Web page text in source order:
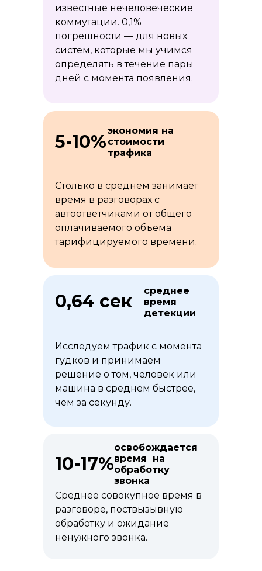
0,64 сек
среднее
время
детекции
Исследуем трафик с момента
гудков и принимаем
решение о том, человек или
машина в среднем быстрее,
чем за секунду.
известные нечеловеческие
коммутации. 0,1%
погрешности — для новых
систем, которые мы учимся
определять в течение пары
дней с момента появления.
10-17%
освобождается
время на
обработку
звонка
Среднее совокупное время в
разговоре, поствызывную
обработку и ожидание
ненужного звонка.
5-10%
экономия на
стоимости
трафика
Столько в среднем занимает
время в разговорах с
автоответчиками от общего
оплачиваемого объёма
тарифицируемого времени.